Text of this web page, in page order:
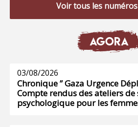
Voir tous les
AGORA
03/08/2026
Chronique ” Gaza Urgence
Compte rendus des ateliers de
psychologique pour les